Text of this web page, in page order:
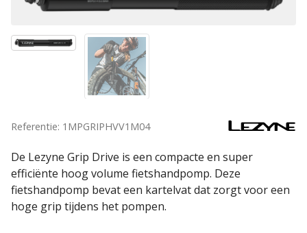
Referentie: 1MPGRIPHVV1M04
De Lezyne Grip Drive is een compacte en super
efficiënte hoog volume fietshandpomp. Deze
fietshandpomp bevat een kartelvat dat zorgt voor een
hoge grip tijdens het pompen.